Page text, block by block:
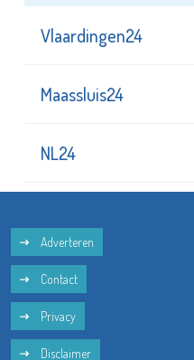
Vlaardingen24
Maassluis24
NL24
Adverteren
Contact
Privacy
Disclaimer